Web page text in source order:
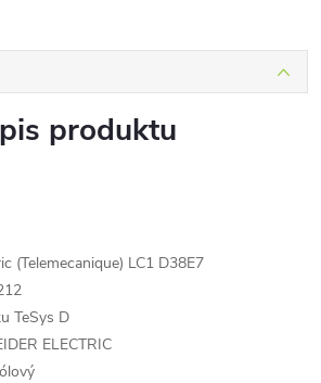
produktu
(Telemecanique) LC1 D38E7
TeSys D
ELECTRIC